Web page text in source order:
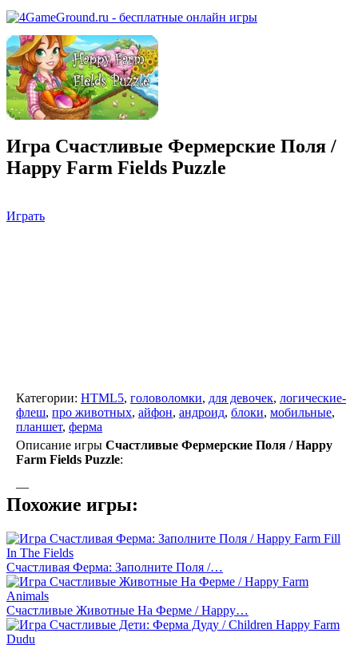
Игра Счастливые Фермерские Поля /
Happy Farm Fields Puzzle
Играть
Категории: HTML5, головоломки, для девочек, логические-
флеш, про животных, айфон, андроид, блоки, мобильные,
планшет, ферма
Описание игры Счастливые Фермерские Поля / Happy
Farm Fields Puzzle:
—
Похожие игры:
Счастливая Ферма: Заполните Поля /…
Счастливые Животные На Ферме / Happy…